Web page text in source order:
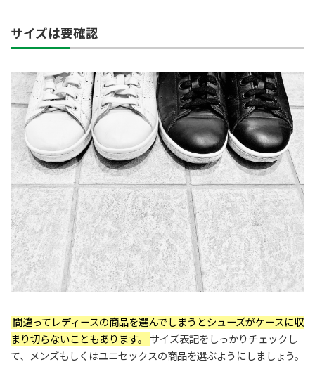
サイズは要確認
間違ってレディースの商品を選んでしまうとシューズがケースに収
まり切らないこともあります。 サイズ表記をしっかりチェックし
て、メンズもしくはユニセックスの商品を選ぶようにしましょう。